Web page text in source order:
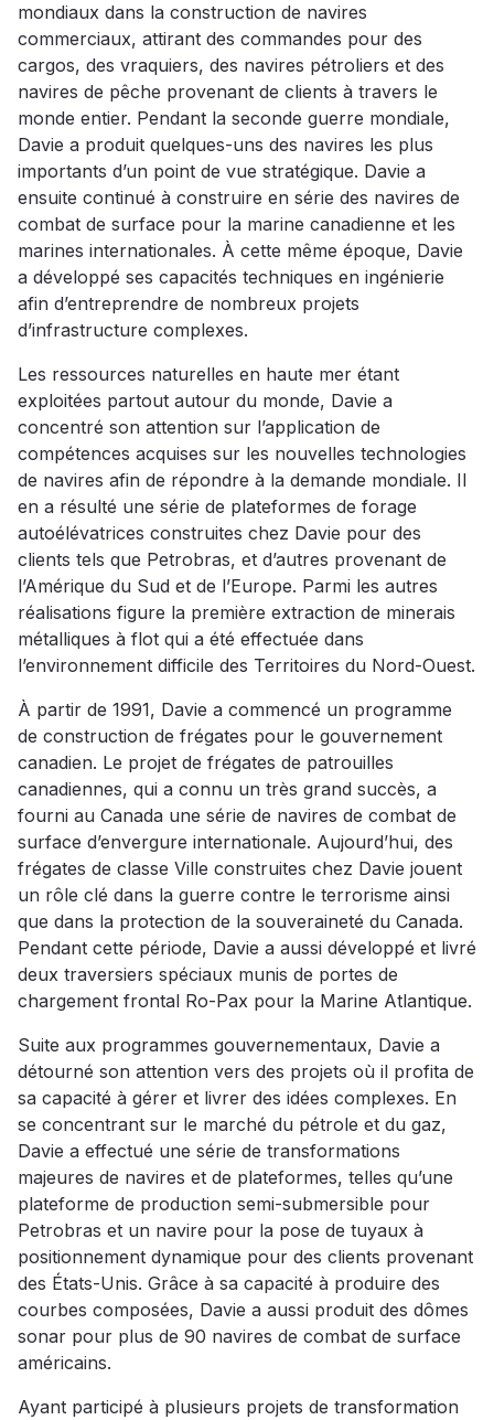
mondiaux dans la construction de navires
commerciaux, attirant des commandes pour des
cargos, des vraquiers, des navires pétroliers et des
navires de pêche provenant de clients à travers le
monde entier. Pendant la seconde guerre mondiale,
Davie a produit quelques-uns des navires les plus
importants d’un point de vue stratégique. Davie a
ensuite continué à construire en série des navires de
combat de surface pour la marine canadienne et les
marines internationales. À cette même époque, Davie
a développé ses capacités techniques en ingénierie
afin d’entreprendre de nombreux projets
d’infrastructure complexes.
Les ressources naturelles en haute mer étant
exploitées partout autour du monde, Davie a
concentré son attention sur l’application de
compétences acquises sur les nouvelles technologies
de navires afin de répondre à la demande mondiale. Il
en a résulté une série de plateformes de forage
autoélévatrices construites chez Davie pour des
clients tels que Petrobras, et d’autres provenant de
l’Amérique du Sud et de l’Europe. Parmi les autres
réalisations figure la première extraction de minerais
métalliques à flot qui a été effectuée dans
l’environnement difficile des Territoires du Nord-Ouest.
À partir de 1991, Davie a commencé un programme
de construction de frégates pour le gouvernement
canadien. Le projet de frégates de patrouilles
canadiennes, qui a connu un très grand succès, a
fourni au Canada une série de navires de combat de
surface d’envergure internationale. Aujourd’hui, des
frégates de classe Ville construites chez Davie jouent
un rôle clé dans la guerre contre le terrorisme ainsi
que dans la protection de la souveraineté du Canada.
Pendant cette période, Davie a aussi développé et livré
deux traversiers spéciaux munis de portes de
chargement frontal Ro-Pax pour la Marine Atlantique.
Suite aux programmes gouvernementaux, Davie a
détourné son attention vers des projets où il profita de
sa capacité à gérer et livrer des idées complexes. En
se concentrant sur le marché du pétrole et du gaz,
Davie a effectué une série de transformations
majeures de navires et de plateformes, telles qu’une
plateforme de production semi-submersible pour
Petrobras et un navire pour la pose de tuyaux à
positionnement dynamique pour des clients provenant
des États-Unis. Grâce à sa capacité à produire des
courbes composées, Davie a aussi produit des dômes
sonar pour plus de 90 navires de combat de surface
américains.
Ayant participé à plusieurs projets de transformation